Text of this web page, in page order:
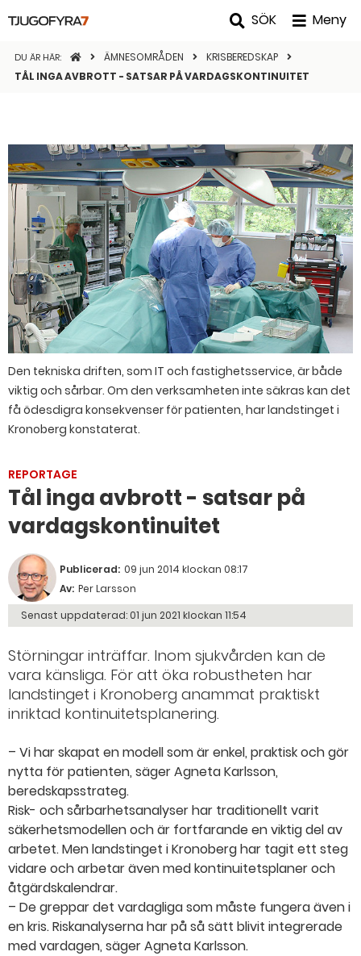
SÖK Meny
DU ÄR HÄR: STARTSIDANÄMNESOMRÅDEN
KRISBEREDSKAP
TÅL INGA AVBROTT - SATSAR PÅ VARDAGSKONTINUITET
Den tekniska driften, som IT och fastighetsservice, är både
viktig och sårbar. Om den verksamheten inte säkras kan det
få ödesdigra konsekvenser för patienten, har landstinget i
Kronoberg konstaterat.
REPORTAGE
Tål inga avbrott - satsar på
vardagskontinuitet
Publicerad: 09 jun 2014 klockan 08:17
Av: Per Larsson
Senast uppdaterad: 01 jun 2021 klockan 11:54
Störningar inträffar. Inom sjukvården kan de
vara känsliga. För att öka robustheten har
landstinget i Kronoberg anammat praktiskt
inriktad kontinuitetsplanering.
– Vi har skapat en modell som är enkel, praktisk och gör
nytta för patienten, säger Agneta Karlsson,
beredskapsstrateg.
Risk- och sårbarhetsanalyser har traditionellt varit
säkerhetsmodellen och är fortfarande en viktig del av
arbetet. Men landstinget i Kronoberg har tagit ett steg
vidare och arbetar även med kontinuitetsplaner och
åtgärdskalendrar.
– De greppar det vardagliga som måste fungera även i
en kris. Riskanalyserna har på så sätt blivit integrerade
med vardagen, säger Agneta Karlsson.